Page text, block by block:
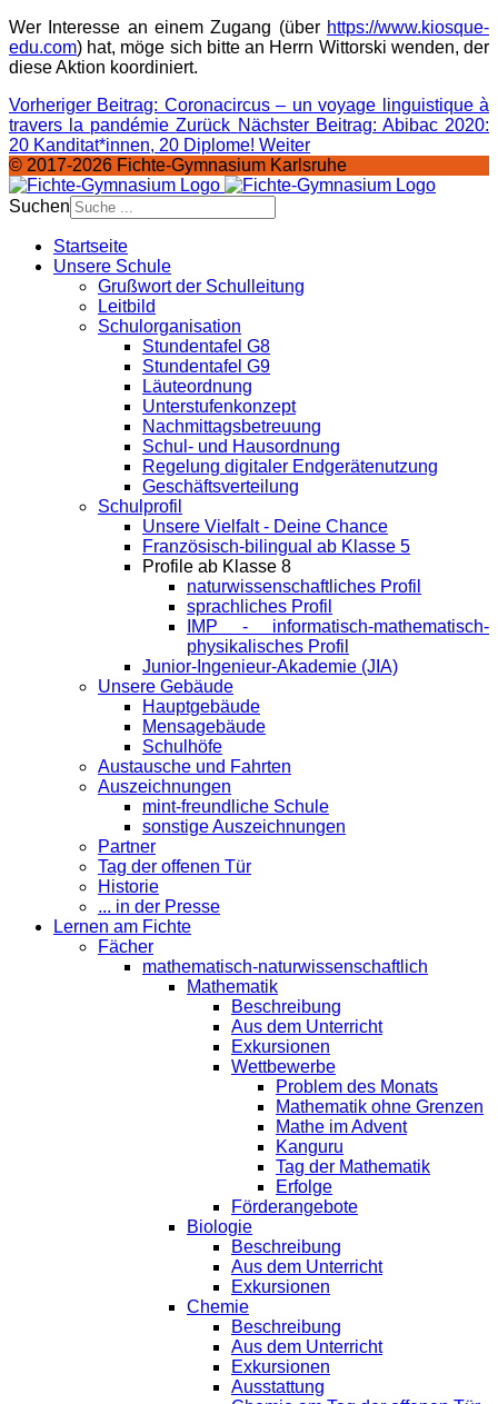
Wer Interesse an einem Zugang (über https://www.kiosque-
edu.com) hat, möge sich bitte an Herrn Wittorski wenden, der
diese Aktion koordiniert.
Vorheriger Beitrag: Coronacircus – un voyage linguistique à
travers la pandémieZurück Nächster Beitrag: Abibac 2020:
20 Kanditat*innen, 20 Diplome! Weiter
© 2017-2026 Fichte-Gymnasium Karlsruhe
Suchen
Startseite
Unsere Schule
Grußwort der Schulleitung
Leitbild
Schulorganisation
Stundentafel G8
Stundentafel G9
Läuteordnung
Unterstufenkonzept
Nachmittagsbetreuung
Schul- und Hausordnung
Regelung digitaler Endgeräte­nutzung
Geschäftsverteilung
Schulprofil
Unsere Vielfalt - Deine Chance
Französisch-bilingual ab Klasse 5
Profile ab Klasse 8
naturwissenschaftliches Profil
sprachliches Profil
IMP - informatisch-mathematisch-
physikalisches Profil
Junior-Ingenieur-Akademie (JIA)
Unsere Gebäude
Hauptgebäude
Mensagebäude
Schulhöfe
Austausche und Fahrten
Auszeichnungen
mint-freundliche Schule
sonstige Auszeichnungen
Partner
Tag der offenen Tür
Historie
... in der Presse
Lernen am Fichte
Fächer
mathematisch-naturwissenschaftlich
Mathematik
Beschreibung
Aus dem Unterricht
Exkursionen
Wettbewerbe
Problem des Monats
Mathematik ohne Grenzen
Mathe im Advent
Kanguru
Tag der Mathematik
Erfolge
Förderangebote
Biologie
Beschreibung
Aus dem Unterricht
Exkursionen
Chemie
Beschreibung
Aus dem Unterricht
Exkursionen
Ausstattung